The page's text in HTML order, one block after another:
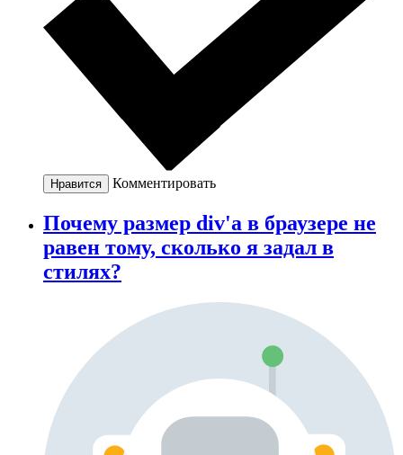
Нравится Комментировать
Почему размер div'a в браузере не
равен тому, сколько я задал в
стилях?